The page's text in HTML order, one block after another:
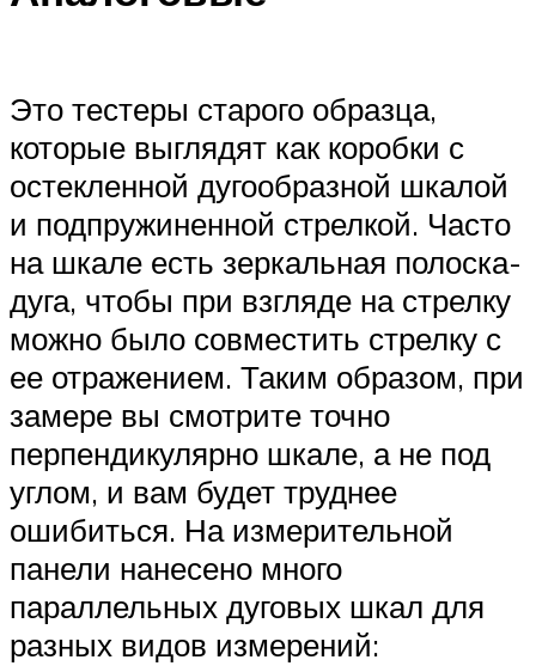
Это тестеры старого образца,
которые выглядят как коробки с
остекленной дугообразной шкалой
и подпружиненной стрелкой. Часто
на шкале есть зеркальная полоска-
дуга, чтобы при взгляде на стрелку
можно было совместить стрелку с
ее отражением. Таким образом, при
замере вы смотрите точно
перпендикулярно шкале, а не под
углом, и вам будет труднее
ошибиться. На измерительной
панели нанесено много
параллельных дуговых шкал для
разных видов измерений: